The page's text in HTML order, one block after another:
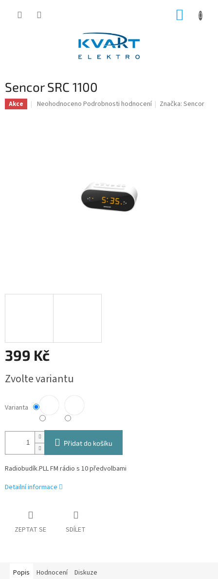
Sencor SRC 1100
Akce
Průměrné
Neohodnoceno Podrobnosti hodnocení Značka:Sencor
399 Kč
cena:
Zvolte variantu
Varianta
Přidat do košíku
Radiobudík.PLL FM rádio s 10 předvolbami
Detailní informace
ZEPTAT SE SDÍLET
Popis Hodnocení Diskuze